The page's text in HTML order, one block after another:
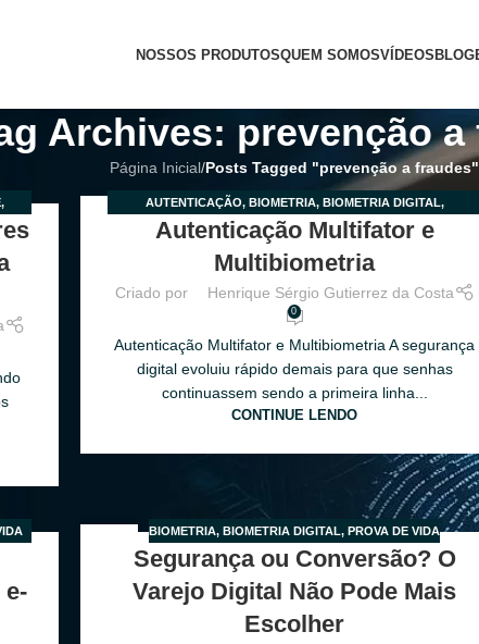
NOSSOS PRODUTOSQUEM SOMOSVÍDEOSBLOG
Archives: prevenção a
Página Inicial/Posts Tagged "prevenção a fraudes"
,
29 AUTENTICAÇÃO, BIOMETRIA, BIOMETRIA DIGITAL,
MULTIBIOMETRIA ,MULTIFATOR
Autenticação Multifator e
Multibiometria
Criado por Henrique Sérgio Gutierrez da Costa
0
Autenticação Multifator e Multibiometria A segurança
digital evoluiu rápido demais para que senhas
continuassem sendo a primeira linha...
CONTINUE LENDO
BIOMETRIA, BIOMETRIA DIGITAL, PROVA DE VIDA
Segurança ou Conversão? O
Varejo Digital Não Pode Mais
Escolher